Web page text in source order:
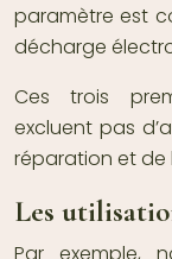
paramètre est
décharge
Ces trois
excluent pas
réparation et de
Les
Par exemple,